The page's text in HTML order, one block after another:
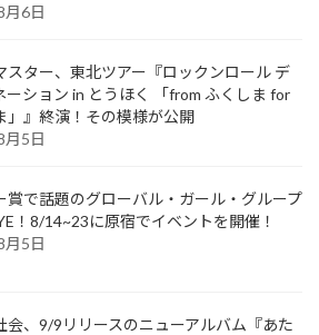
月6日
スター、東北ツアー『ロックンロール デ
ーション in とうほく 「from ふくしま for
」』終演！その模様が公開
月5日
賞で話題のグローバル・ガール・グループ
！8/14~23に原宿でイベントを開催！
月5日
会、9/9リリースのニューアルバム『あた